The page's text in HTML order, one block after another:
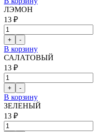
ЛЭМОН
13 ₽
В корзину
САЛАТОВЫЙ
13 ₽
В корзину
ЗЕЛЕНЫЙ
13 ₽